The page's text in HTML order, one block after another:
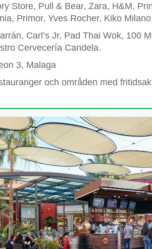
Store, Pull & Bear, Zara, H&M,
Primor, Yves Rocher, Kiko
Carl’s Jr, Pad Thai Wok, 100
Cervecería Candela.
3, Malaga
och områden med